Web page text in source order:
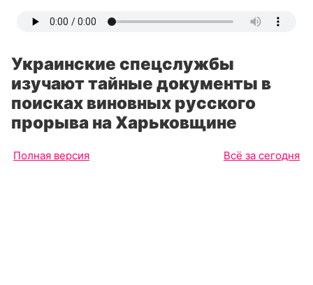
Украинские спецслужбы
изучают тайные документы в
поисках виновных русского
прорыва на Харьковщине
Полная версия Всё за сегодня